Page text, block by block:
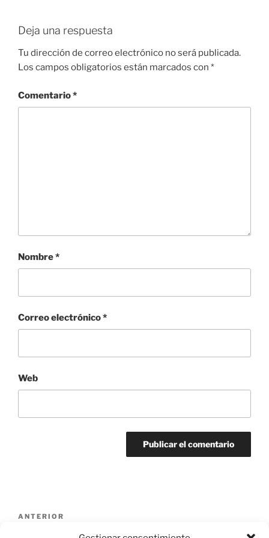
Deja una respuesta
Tu dirección de correo electrónico no será publicada.
Los campos obligatorios están marcados con *
Comentario*
Nombre*
Correo electrónico*
Web
Navegación
Entrada
ANTERIOR
1-IMG_5573 (Copy)